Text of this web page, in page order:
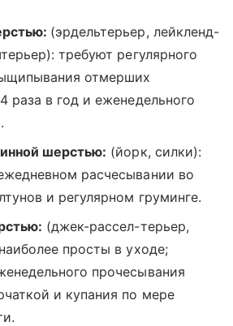
(эрдельтерьер, лейкленд-
требуют регулярного
отмерших
раза в год и еженедельного
шерстью: (йорк, силки):
расчесывании во
и регулярном груминге.
(джек-рассел-терьер,
просты в уходе;
прочесывания
и купания по мере